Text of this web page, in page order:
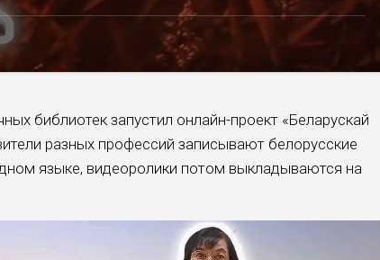
библиотек запустил онлайн-проект «Беларускай
разных профессий записывают белорусские
языке, видеоролики потом выкладываются на